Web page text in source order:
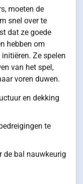
moeten de
snel over te
dat ze goede
hebben om
Ze spelen
van het spel,
voren duwen.
en dekking
te
de bal nauwkeurig